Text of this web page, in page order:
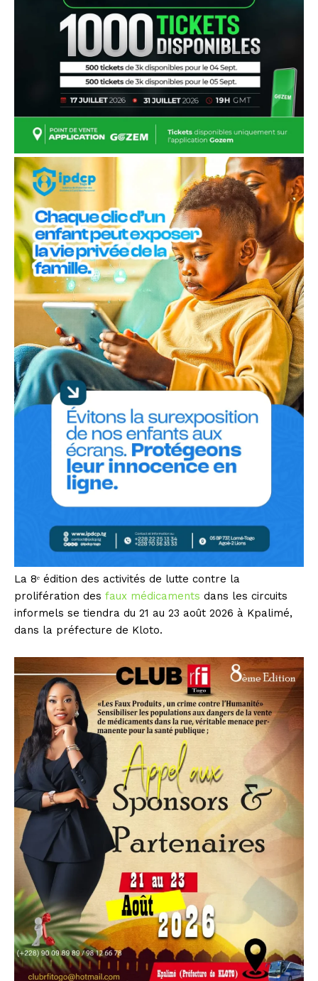
La 8ᵉ édition des activités de lutte contre la
prolifération des faux médicaments dans les circuits
informels se tiendra du 21 au 23 août 2026 à Kpalimé,
dans la préfecture de Kloto.